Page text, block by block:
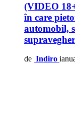
(VIDEO
în care
automobil,
de Indiro